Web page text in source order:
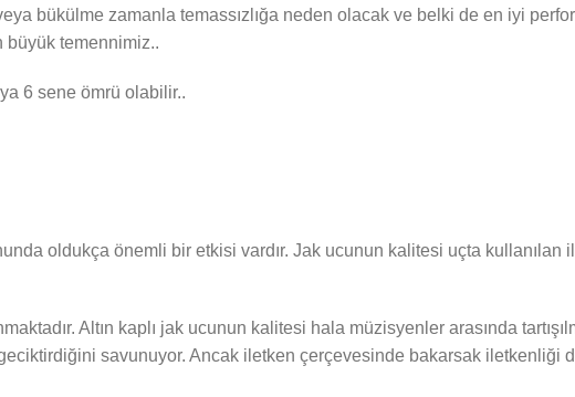
bükülme zamanla temassızlığa neden olacak ve belki de en iyi
büyük temennimiz..
6 sene ömrü olabilir..
oldukça önemli bir etkisi vardır. Jak ucunun kalitesi uçta kullanılan
Altın kaplı jak ucunun kalitesi hala müzisyenler arasında
savunuyor. Ancak iletken çerçevesinde bakarsak iletkenliği